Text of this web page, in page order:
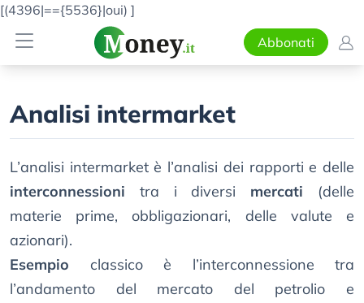
[(4396|=={5536}|oui) ]
Abbonati
Analisi intermarket
L’analisi intermarket è l’analisi dei rapporti e delle
interconnessioni tra i diversi mercati (delle
materie prime, obbligazionari, delle valute e
azionari).
Esempio classico è l’interconnessione tra
l’andamento del mercato del petrolio e